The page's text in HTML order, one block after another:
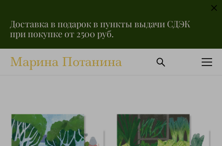
Доставка в подарок в пункты выдачи СДЭК
при покупке от 2500 руб.
Марина Потанина